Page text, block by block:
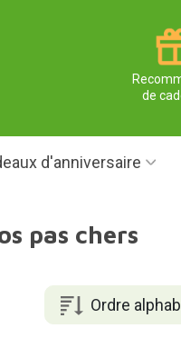
de
d'anniversaire
pas chers
Ordre